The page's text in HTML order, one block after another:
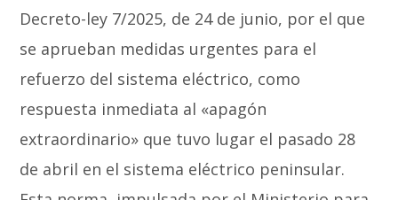
Decreto-ley 7/2025, de 24 de junio, por el que
se aprueban medidas urgentes para el
refuerzo del sistema eléctrico, como
respuesta inmediata al «apagón
extraordinario» que tuvo lugar el pasado 28
de abril en el sistema eléctrico peninsular.